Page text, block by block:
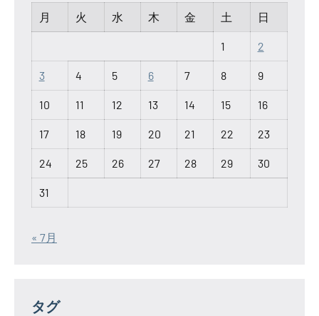
月
火 水 木 金 土 日
1 2
3 4 5 6 7 8 9
10 11 12 13 14 15 16
17 18 19 20 21 22 23
24 25 26 27 28 29 30
31
« 7月
タグ